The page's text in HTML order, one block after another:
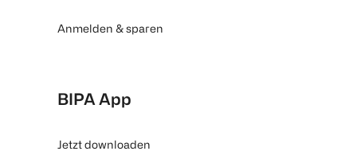
Anmelden & sparen
BIPA App
Jetzt downloaden